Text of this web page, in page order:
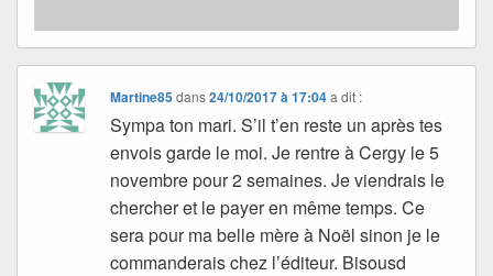
Martine85dans24/10/2017 à 17:04 a dit :
Sympa ton mari. S’il t’en reste un après tes
envois garde le moi. Je rentre à Cergy le 5
novembre pour 2 semaines. Je viendrais le
chercher et le payer en même temps. Ce
sera pour ma belle mère à Noël sinon je le
commanderais chez l’éditeur. Bisousd